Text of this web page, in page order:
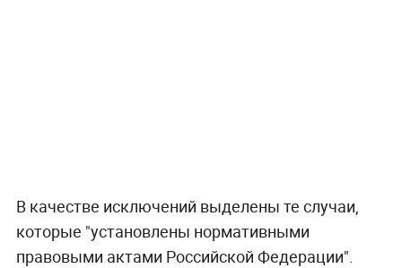
В качестве исключений выделены те случаи,
которые "установлены нормативными
правовыми актами Российской Федерации".